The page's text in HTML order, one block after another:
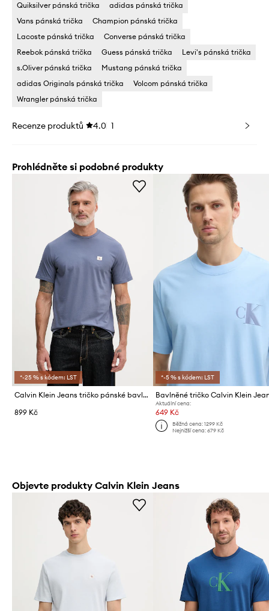
Quiksilver pánská trička
adidas pánská trička
Vans pánská trička
Champion pánská trička
Lacoste pánská trička
Converse pánská trička
Reebok pánská trička
Guess pánská trička
Levi's pánská trička
s.Oliver pánská trička
Mustang pánská trička
adidas Originals pánská trička
Volcom pánská trička
Wrangler pánská trička
Recenze produktů 4.0 1
Prohlédněte si podobné produkty
*-25 % s kódem: LST
Calvin Klein Jeans tričko pánské bavlněné
899 Kč
*-5 % s kódem: LST
Bavlněné tričko Calvin Klein
Aktuální cena:
649 Kč
Běžná cena: 1299 Kč
Nejnižší cena: 679 Kč
Objevte produkty Calvin Klein Jeans